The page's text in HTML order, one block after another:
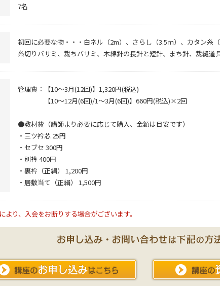
7名
初回に必要な物・・・白ネル（2m）、さらし（3.5ｍ）、カタン糸
糸切りバサミ、裁ちバサミ、木綿針の長針と短針、まち針、裁縫道
管理費：【10～3月(12回)】1,320円(税込)
【10～12月(6回)/1～3月(6回)】660円(税込)×2回
●教材費（講師より必要に応じて購入、金額は目安です）
・三ツ衿芯 25円
・セブセ 300円
・別衿 400円
・裏衿（正絹） 1,200円
・居敷当て（正絹） 1,500円
より、入会をお断りする場合がございます。